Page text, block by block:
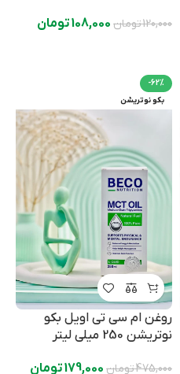
120,000تومان 108,000تومان
-62%
بکو نوتریشن
روغن ام سی تی اویل بکو
نوتریشن 250 میلی لیتر
475,000تومان 179,000تومان